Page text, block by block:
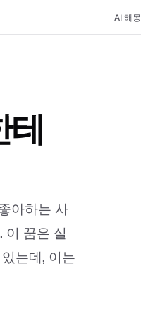
AI 해몽
테
아하는 사
이 꿈은 실
는데, 이는